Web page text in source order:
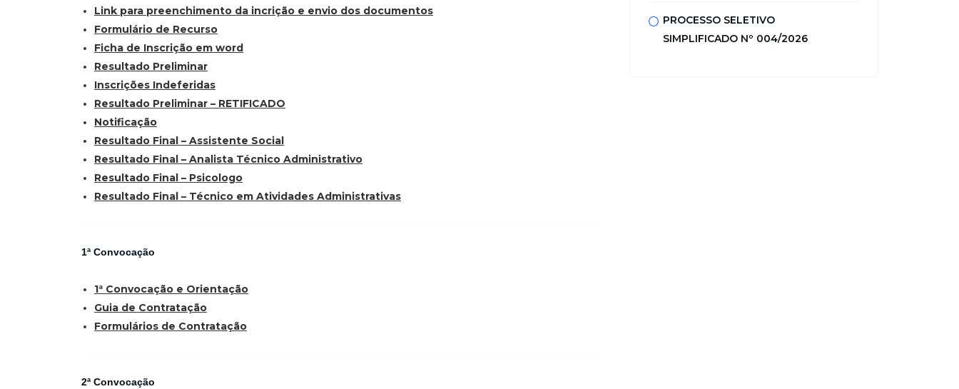
Link para preenchimento da incrição e envio dos documentos
Formulário de Recurso
Ficha de Inscrição em word
Resultado Preliminar
Inscrições Indeferidas
Resultado Preliminar – RETIFICADO
Notificação
Resultado Final – Assistente Social
Resultado Final – Analista Técnico Administrativo
Resultado Final – Psicologo
Resultado Final – Técnico em Atividades Administrativas
1ª Convocação
1ª Convocação e Orientação
Guia de Contratação
Formulários de Contratação
2ª Convocação
PROCESSO SELETIVO
SIMPLIFICADO Nº 004/2026